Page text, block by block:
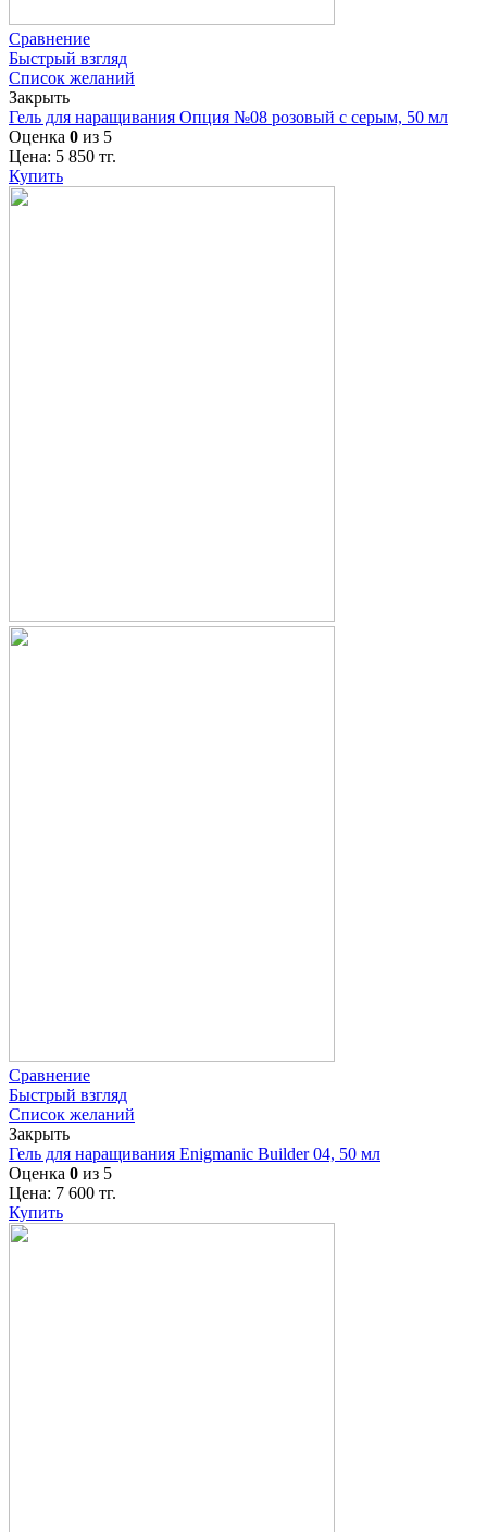
Сравнение
Быстрый взгляд
Список желаний
Закрыть
Гель для наращивания Опция №08 розовый с серым, 50 мл
Оценка 0 из 5
Цена: 5 850 тг.
Купить
Сравнение
Быстрый взгляд
Список желаний
Закрыть
Гель для наращивания Enigmanic Builder 04, 50 мл
Оценка 0 из 5
Цена: 7 600 тг.
Купить